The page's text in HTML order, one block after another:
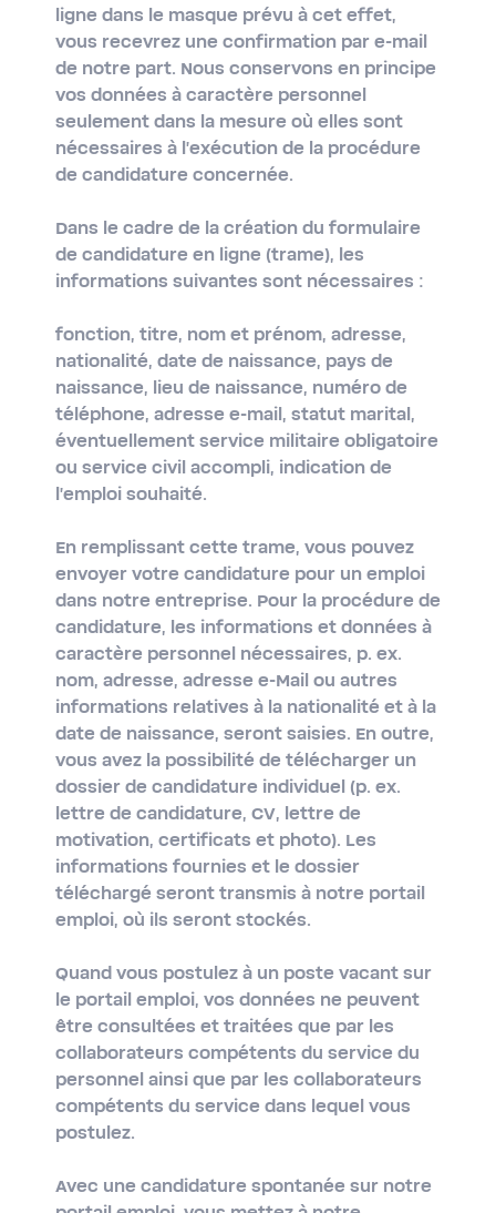
ligne dans le masque prévu à cet effet,
vous recevrez une confirmation par e-mail
de notre part. Nous conservons en principe
vos données à caractère personnel
seulement dans la mesure où elles sont
nécessaires à l'exécution de la procédure
de candidature concernée.
Dans le cadre de la création du formulaire
de candidature en ligne (trame), les
informations suivantes sont nécessaires :
fonction, titre, nom et prénom, adresse,
nationalité, date de naissance, pays de
naissance, lieu de naissance, numéro de
téléphone, adresse e-mail, statut marital,
éventuellement service militaire obligatoire
ou service civil accompli, indication de
l'emploi souhaité.
En remplissant cette trame, vous pouvez
envoyer votre candidature pour un emploi
dans notre entreprise. Pour la procédure de
candidature, les informations et données à
caractère personnel nécessaires, p. ex.
nom, adresse, adresse e-Mail ou autres
informations relatives à la nationalité et à la
date de naissance, seront saisies. En outre,
vous avez la possibilité de télécharger un
dossier de candidature individuel (p. ex.
lettre de candidature, CV, lettre de
motivation, certificats et photo). Les
informations fournies et le dossier
téléchargé seront transmis à notre portail
emploi, où ils seront stockés.
Quand vous postulez à un poste vacant sur
le portail emploi, vos données ne peuvent
être consultées et traitées que par les
collaborateurs compétents du service du
personnel ainsi que par les collaborateurs
compétents du service dans lequel vous
postulez.
Avec une candidature spontanée sur notre